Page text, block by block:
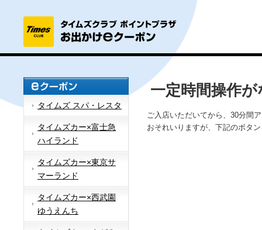
タイムズ スパ・レスタ
タイムズカー×富士急
ハイランド
タイムズカー×東京サ
マーランド
タイムズカー×西武園
ゆうえんち
一定時間操作
ご入店いただいてから、30分間
おそれいりますが、下記のボタ